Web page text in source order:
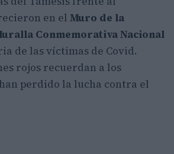
en el Muro de la
Conmemorativa Nacional
de las víctimas de Covid.
rojos recuerdan a los
perdido la lucha contra el